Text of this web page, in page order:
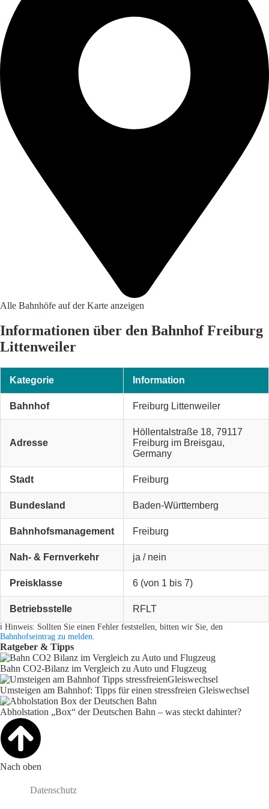
Alle Bahnhöfe auf der Karte anzeigen
Informationen über den Bahnhof Freiburg
Littenweiler
Kategorie Information
Bahnhof Freiburg Littenweiler
Adresse
Höllentalstraße 18, 79117
Freiburg im Breisgau,
Germany
Stadt Freiburg
Bundesland Baden-Württemberg
Bahnhofsmanagement Freiburg
Nah- & Fernverkehr ja / nein
Preisklasse 6 (von 1 bis 7)
Betriebsstelle RFLT
ℹ️ Hinweis: Sollten Sie einen Fehler feststellen, bitten wir Sie, den
Bahnhofseintrag zu melden.
Ratgeber & Tipps
Bahn CO2-Bilanz im Vergleich zu Auto und Flugzeug
Umsteigen am Bahnhof: Tipps für einen stressfreien Gleiswechsel
Abholstation „Box“ der Deutschen Bahn – was steckt dahinter?
Nach oben
Datenschutz